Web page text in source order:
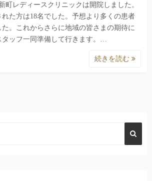
町レディースクリニックは開院しました。
た方は18名でした。予想より多くの患者
。これからさらに地域の皆さまの期待に
ッフ一同準備して行きます。…
続きを読む